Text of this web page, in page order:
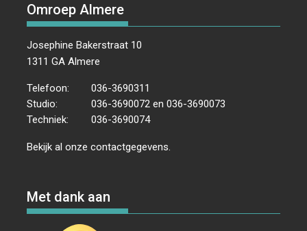
Omroep Almere
Josephine Bakerstraat 10
1311 GA Almere
Telefoon:
036-3690311
Studio:
036-3690072 en 036-3690073
Techniek:
036-3690074
Bekijk al onzecontactgegevens
Met dank aan